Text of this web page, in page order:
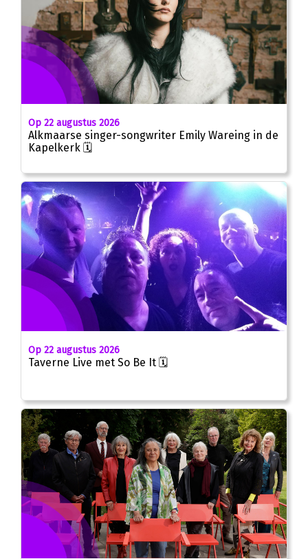
Op 22 augustus 2026
Alkmaarse singer-songwriter Emily Wareing in de
Kapelkerk 🗓
Op 22 augustus 2026
Taverne Live met So Be It 🗓